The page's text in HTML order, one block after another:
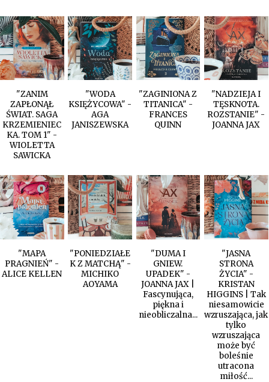
"ZANIM
ZAPŁONĄŁ
ŚWIAT. SAGA
KRZEMIENIEC
KA. TOM 1" -
WIOLETTA
SAWICKA
"WODA
KSIĘŻYCOWA" -
AGA
JANISZEWSKA
"ZAGINIONA Z
TITANICA" -
FRANCES
QUINN
"NADZIEJA I
TĘSKNOTA.
ROZSTANIE" -
JOANNA JAX
"MAPA
PRAGNIEŃ" -
ALICE KELLEN
"PONIEDZIAŁE
K Z MATCHĄ" -
MICHIKO
AOYAMA
"DUMA I
GNIEW.
UPADEK" -
JOANNA JAX |
Fascynująca,
piękna i
nieobliczalna...
"JASNA
STRONA
ŻYCIA" -
KRISTAN
HIGGINS | Tak
niesamowicie
wzruszająca, jak
tylko
wzruszająca
może być
boleśnie
utracona
miłość...